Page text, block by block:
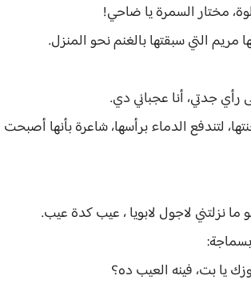
مختار السمرة يا ضاحي!
مريم التي سبقتها بالغنم نحو المنزل.
رأي جدتي، أنا عجباني دي.
لتندفع الدماء برأسها، شاعرة بأنها
ما نزلتني لاجول لابويا ، عيب كدة عيب.
يا بت، فينه العيب ده؟